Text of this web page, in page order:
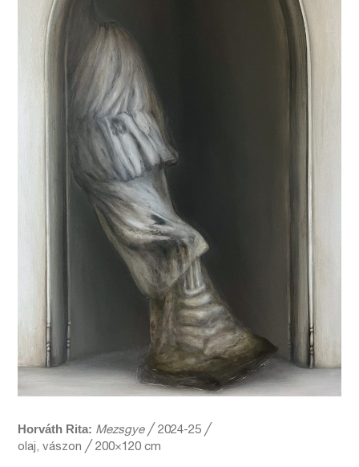
Horváth Rita: Mezsgye╱ 2024-25 ╱
olaj, vászon ╱ 200×120 cm